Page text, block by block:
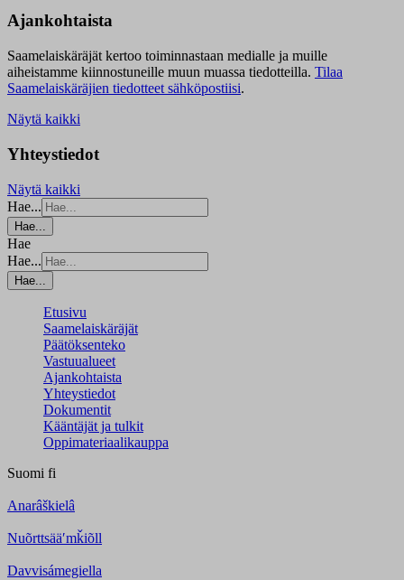
Ajankohtaista
Saamelaiskäräjät kertoo toiminnastaan medialle ja muille
aiheistamme kiinnostuneille muun muassa tiedotteilla. Tilaa
Saamelaiskäräjien tiedotteet sähköpostiisi.
Näytä kaikki
Yhteystiedot
Näytä kaikki
Hae...
Hae...
Hae
Hae...
Hae...
Etusivu
Saamelaiskäräjät
Päätöksenteko
Vastuualueet
Ajankohtaista
Yhteystiedot
Dokumentit
Kääntäjät ja tulkit
Oppimateriaalikauppa
Suomi fi
Anarâškielâ
Nuõrttsääʹmǩiõll
Davvisámegiella